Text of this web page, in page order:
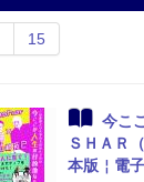
15
今こ
ＳＨＡＲ
本版￤電